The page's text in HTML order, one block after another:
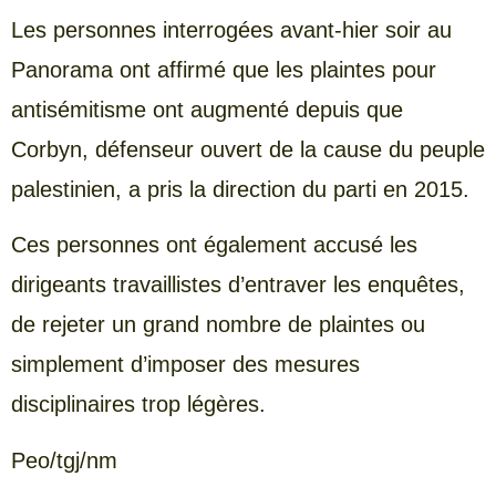
Les personnes interrogées avant-hier soir au
Panorama ont affirmé que les plaintes pour
antisémitisme ont augmenté depuis que
Corbyn, défenseur ouvert de la cause du peuple
palestinien, a pris la direction du parti en 2015.
Ces personnes ont également accusé les
dirigeants travaillistes d’entraver les enquêtes,
de rejeter un grand nombre de plaintes ou
simplement d’imposer des mesures
disciplinaires trop légères.
Peo/tgj/nm